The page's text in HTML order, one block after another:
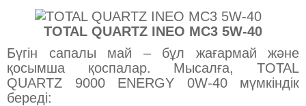
TOTAL QUARTZ INEO MC3 5W-40
Бүгін сапалы май – бұл жағармай және
қосымша қоспалар. Мысалға, TOTAL
QUARTZ 9000 ENERGY 0W-40 мүмкіндік
береді: